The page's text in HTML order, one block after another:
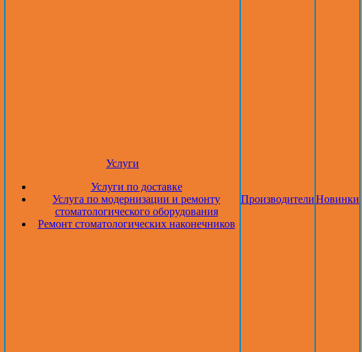
Услуги
Услуги по доставке
Услуга по модернизации и ремонту
стоматологического оборудования
Ремонт стоматологических наконечников
ПроизводителиНовинки